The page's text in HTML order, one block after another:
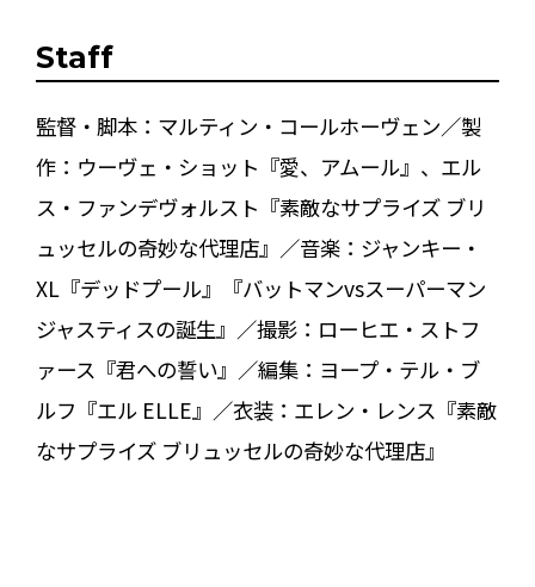
Staff
監督・脚本：マルティン・コールホーヴェン／製
作：ウーヴェ・ショット『愛、アムール』、エル
ス・ファンデヴォルスト『素敵なサプライズ ブリ
ュッセルの奇妙な代理店』／音楽：ジャンキー・
XL『デッドプール』『バットマンvsスーパーマン
ジャスティスの誕生』／撮影：ローヒエ・ストフ
ァース『君への誓い』／編集：ヨープ・テル・ブ
ルフ『エル ELLE』／衣装：エレン・レンス『素敵
なサプライズ ブリュッセルの奇妙な代理店』